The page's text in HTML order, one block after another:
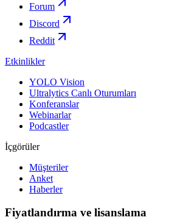
Forum
Discord
Reddit
Etkinlikler
YOLO Vision
Ultralytics Canlı Oturumları
Konferanslar
Webinarlar
Podcastler
İçgörüler
Müşteriler
Anket
Haberler
Fiyatlandırma ve lisanslama